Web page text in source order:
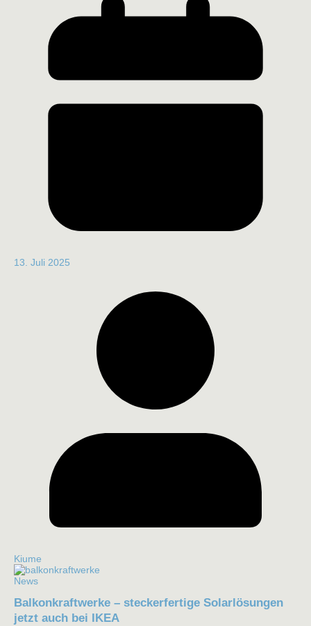
13. Juli 2025
Kiume
News
Balkonkraftwerke – steckerfertige Solarlösungen
jetzt auch bei IKEA